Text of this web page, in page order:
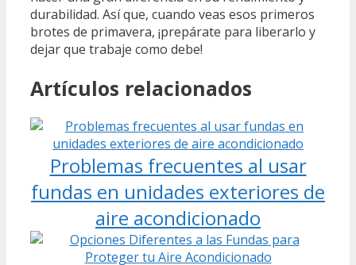
durabilidad. Así que, cuando veas esos primeros
brotes de primavera, ¡prepárate para liberarlo y
dejar que trabaje como debe!
Artículos relacionados
Problemas frecuentes al usar
fundas en unidades exteriores de
aire acondicionado